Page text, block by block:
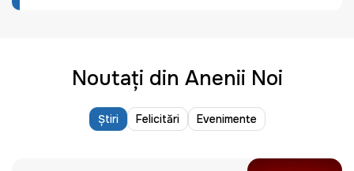
Noutați din Anenii Noi
Știri Felicitări Evenimente